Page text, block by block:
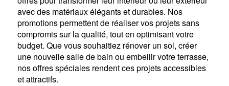
avec des matériaux élégants et durables. Nos
promotions permettent de réaliser vos projets sans
compromis sur la qualité, tout en optimisant votre
budget. Que vous souhaitiez rénover un sol, créer
une nouvelle salle de bain ou embellir votre terrasse,
nos offres spéciales rendent ces projets accessibles
et attractifs.